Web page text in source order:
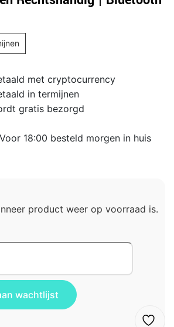
met cryptocurrency
in termijnen
gratis bezorgd
18:00 besteld morgen in huis
product weer op voorraad is.